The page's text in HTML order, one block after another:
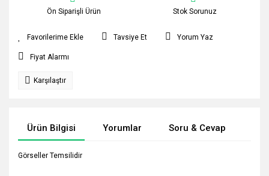
Ön Siparişli Ürün Stok Sorunuz
Tavsiye Et Yorum Yaz
Fiyat Alarmı
Karşılaştır
Ürün Bilgisi Yorumlar Soru & Cevap
Görseller Temsilidir